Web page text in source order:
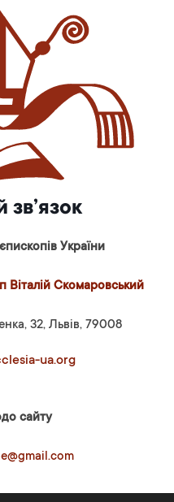
зв’язок
України
Віталій Скомаровський
32, Львів, 79008
ua.org
сайту